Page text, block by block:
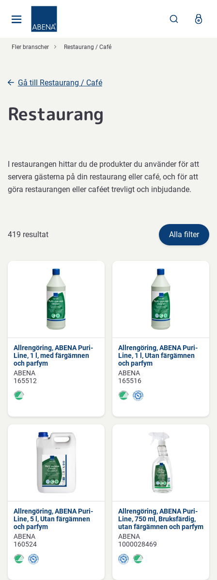
Fler branscher Restaurang / Café
Gå till Restaurang / Café
Restaurang
I restaurangen hittar du de produkter du använder för att
servera gästerna på din restaurang eller café, och för att
göra restaurangen eller caféet trevligt och inbjudande.
419 resultat Alla filter
Allrengöring, ABENA Puri-
Line, 1 l, med färgämnen
och parfym
ABENA
165512
Allrengöring, ABENA Puri-
Line, 1 l, Utan färgämnen
och parfym
ABENA
165516
Allrengöring, ABENA Puri-
Line, 5 l, Utan färgämnen
och parfym
ABENA
160524
Allrengöring, ABENA Puri-
Line, 750 ml, Bruksfärdig,
utan färgämnen och parfym
ABENA
1000028469